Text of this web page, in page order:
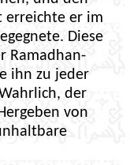
erreichte er im
Diese
Ramadhan-
ihn zu jeder
der
von